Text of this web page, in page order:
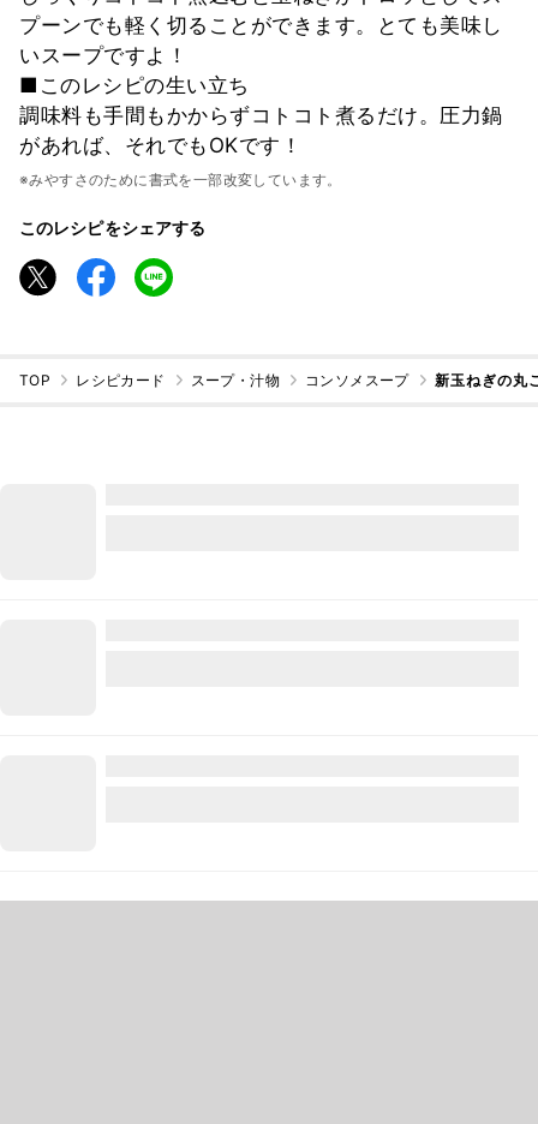
プーンでも軽く切ることができます。とても美味し
いスープですよ！
■このレシピの生い立ち
調味料も手間もかからずコトコト煮るだけ。圧力鍋
があれば、それでもOKです！
※みやすさのために書式を一部改変しています。
このレシピをシェアする
TOP レシピカード スープ・汁物 コンソメスープ 新玉ねぎの丸